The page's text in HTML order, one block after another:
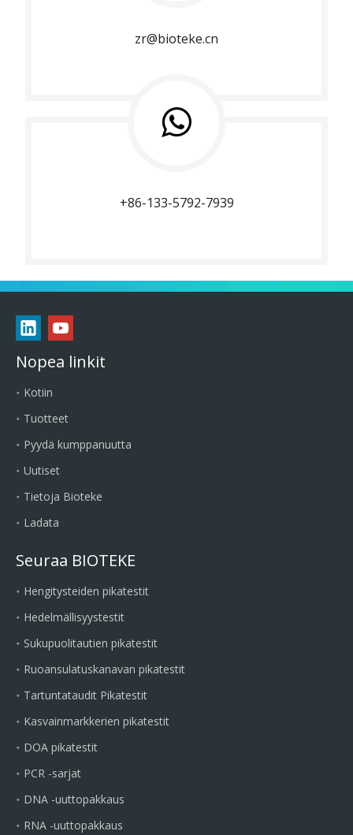
zr@bioteke.cn
+86-133-5792-7939
Nopea linkit
Kotiin
Tuotteet
Pyydä kumppanuutta
Uutiset
Tietoja Bioteke
Ladata
Seuraa BIOTEKE
Hengitysteiden pikatestit
Hedelmällisyystestit
Sukupuolitautien pikatestit
Ruoansulatuskanavan pikatestit
Tartuntataudit Pikatestit
Kasvainmarkkerien pikatestit
DOA pikatestit
PCR -sarjat
DNA -uuttopakkaus
RNA -uuttopakkaus